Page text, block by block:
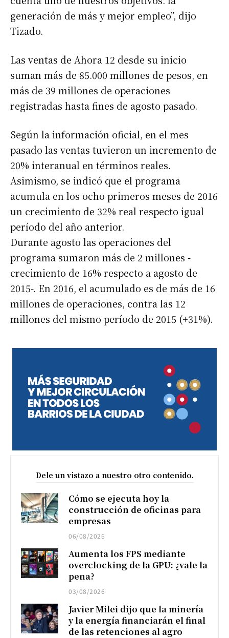
generación de más y mejor empleo”, dijo
Tizado.
Las ventas de Ahora 12 desde su inicio
suman más de 85.000 millones de pesos, en
más de 39 millones de operaciones
registradas hasta fines de agosto pasado.
Según la información oficial, en el mes
pasado las ventas tuvieron un incremento de
20% interanual en términos reales.
Asimismo, se indicó que el programa
acumula en los ocho primeros meses de 2016
un crecimiento de 32% real respecto igual
período del año anterior.
Durante agosto las operaciones del
programa sumaron más de 2 millones -
crecimiento de 16% respecto a agosto de
2015-. En 2016, el acumulado es de más de 16
millones de operaciones, contra las 12
millones del mismo período de 2015 (+31%).
Dele un vistazo a nuestro otro contenido.
Cómo se ejecuta hoy la
construcción de oficinas para
empresas
06/08/2026
Aumenta los FPS mediante
overclocking de la GPU: ¿vale la
pena?
03/08/2026
Javier Milei dijo que la minería
y la energía financiarán el final
de las retenciones al agro